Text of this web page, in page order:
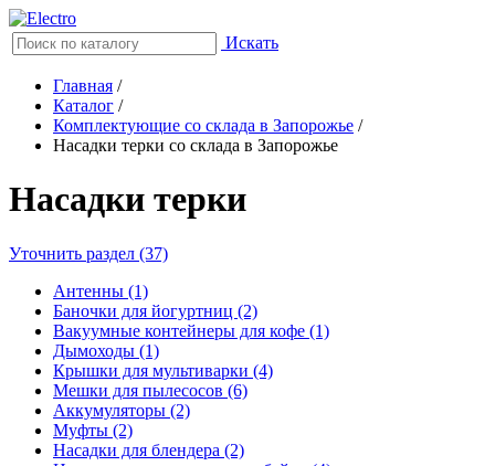
Искать
Главная /
Каталог /
Комплектующие со склада в Запорожье /
Насадки терки со склада в Запорожье
Насадки терки
Уточнить раздел (37)
Антенны (1)
Баночки для йогуртниц (2)
Вакуумные контейнеры для кофе (1)
Дымоходы (1)
Крышки для мультиварки (4)
Мешки для пылесосов (6)
Аккумуляторы (2)
Муфты (2)
Насадки для блендера (2)